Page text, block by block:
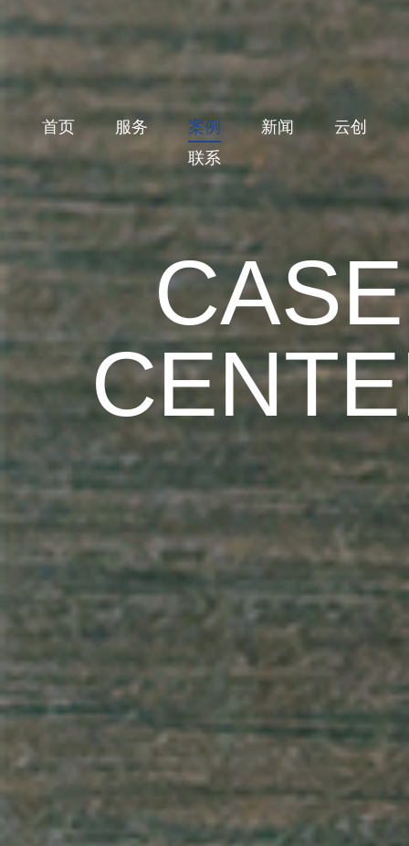
首页 服务 案例 新闻
云创
联系
CASE